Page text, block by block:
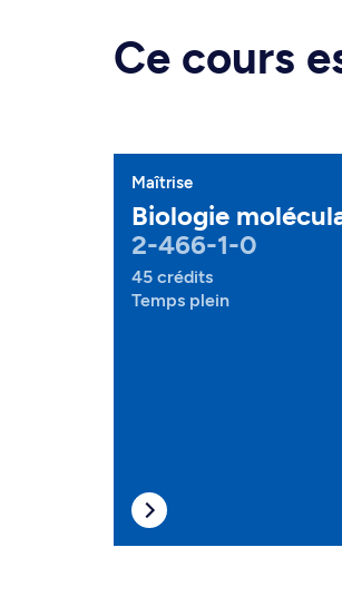
Ce cours
Maîtrise
Biologie
2-466-1-0
45 crédits
Temps plein